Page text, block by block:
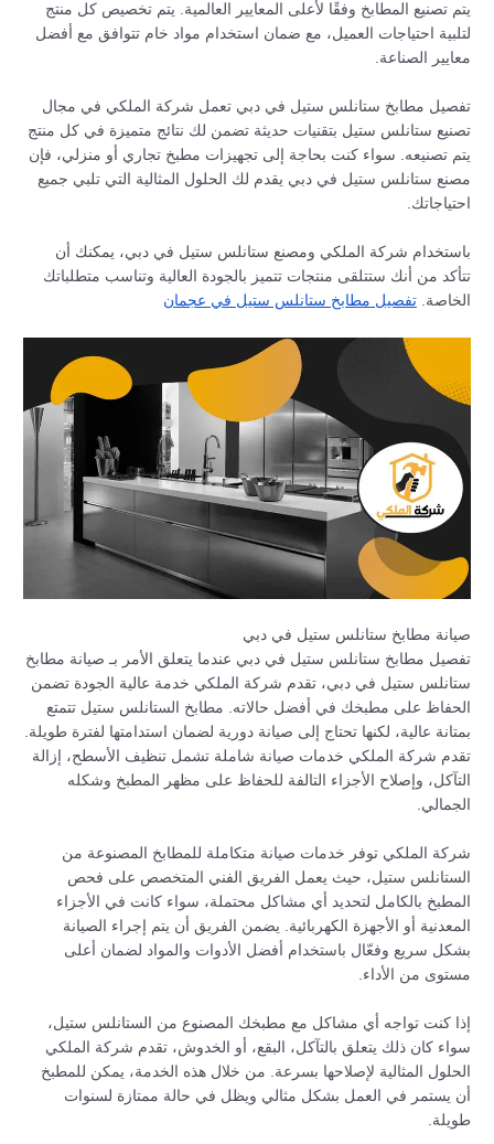
يتم تصنيع المطابخ وفقًا لأعلى المعايير العالمية. يتم تخصيص كل منتج
لتلبية احتياجات العميل، مع ضمان استخدام مواد خام تتوافق مع أفضل
معايير الصناعة.
تفصيل مطابخ ستانلس ستيل في دبي تعمل شركة الملكي في مجال
تصنيع ستانلس ستيل بتقنيات حديثة تضمن لك نتائج متميزة في كل منتج
يتم تصنيعه. سواء كنت بحاجة إلى تجهيزات مطبخ تجاري أو منزلي، فإن
مصنع ستانلس ستيل في دبي يقدم لك الحلول المثالية التي تلبي جميع
احتياجاتك.
باستخدام شركة الملكي ومصنع ستانلس ستيل في دبي، يمكنك أن
تتأكد من أنك ستتلقى منتجات تتميز بالجودة العالية وتناسب متطلباتك
الخاصة.تفصيل مطابخ ستانلس ستيل في عجمان
صيانة مطابخ ستانلس ستيل في دبي
تفصيل مطابخ ستانلس ستيل في دبي عندما يتعلق الأمر بـ صيانة مطابخ
ستانلس ستيل في دبي، تقدم شركة الملكي خدمة عالية الجودة تضمن
الحفاظ على مطبخك في أفضل حالاته. مطابخ الستانلس ستيل تتمتع
بمتانة عالية، لكنها تحتاج إلى صيانة دورية لضمان استدامتها لفترة طويلة.
تقدم شركة الملكي خدمات صيانة شاملة تشمل تنظيف الأسطح، إزالة
التآكل، وإصلاح الأجزاء التالفة للحفاظ على مظهر المطبخ وشكله
الجمالي.
شركة الملكي توفر خدمات صيانة متكاملة للمطابخ المصنوعة من
الستانلس ستيل، حيث يعمل الفريق الفني المتخصص على فحص
المطبخ بالكامل لتحديد أي مشاكل محتملة، سواء كانت في الأجزاء
المعدنية أو الأجهزة الكهربائية. يضمن الفريق أن يتم إجراء الصيانة
بشكل سريع وفعّال باستخدام أفضل الأدوات والمواد لضمان أعلى
مستوى من الأداء.
إذا كنت تواجه أي مشاكل مع مطبخك المصنوع من الستانلس ستيل،
سواء كان ذلك يتعلق بالتآكل، البقع، أو الخدوش، تقدم شركة الملكي
الحلول المثالية لإصلاحها بسرعة. من خلال هذه الخدمة، يمكن للمطبخ
أن يستمر في العمل بشكل مثالي ويظل في حالة ممتازة لسنوات
طويلة.